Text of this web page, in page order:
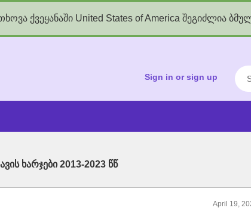
ქვეყანაში United States of America შეგიძლია
Sign in or sign up
ხარჯები 2013-2023 წწ
April 19,